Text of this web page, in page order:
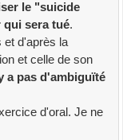
le "suicide
sera tué.
et d'après la
et celle de son
a pas d'ambiguïté
d'oral. Je ne